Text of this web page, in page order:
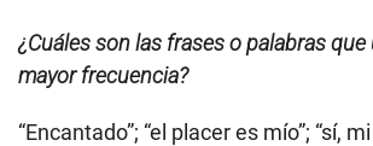
¿Cuáles son las frases o palabras
mayor frecuencia?
“Encantado”; “el placer es mío”; “sí,